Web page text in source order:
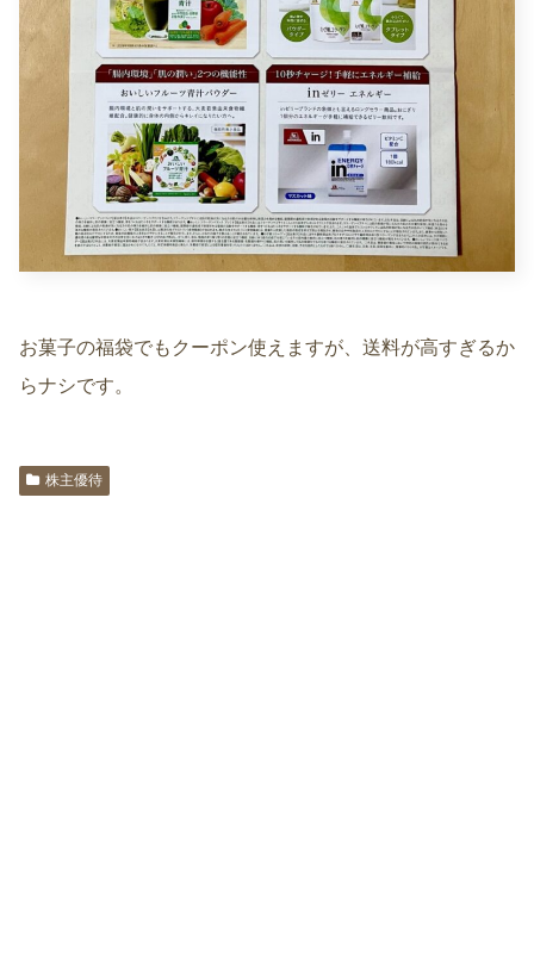
お菓子の福袋でもクーポン使えますが、送料が高すぎるか
らナシです。
株主優待